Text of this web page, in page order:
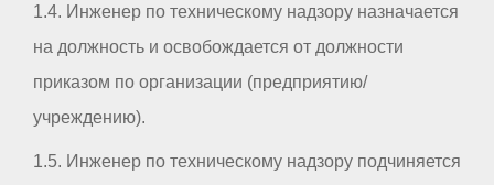
1.4. Инженер по техническому надзору назначается
на должность и освобождается от должности
приказом по организации (предприятию/
учреждению).
1.5. Инженер по техническому надзору подчиняется